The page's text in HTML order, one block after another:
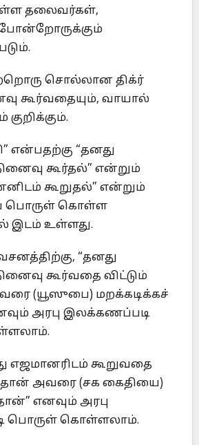
தலைவர்கள்,
சொல்லான திக்ர்
கூர்வதையும், வாயால்
என்பதற்கு “தனது
கூர்தல்” என்றும்
கூறுதல்” என்றும்
பொருள் கொள்ள
இடம் உள்ளது.
“தனது
கூர்வதை விட்டும்
(யூஸுபை) மறக்கடிக்கச்
அரபு இலக்கணப்படி
எஜமானரிடம் கூறுவதை
அவரை (சக கைதியை)
எனவும் அரபு
பொருள் கொள்ளலாம்.